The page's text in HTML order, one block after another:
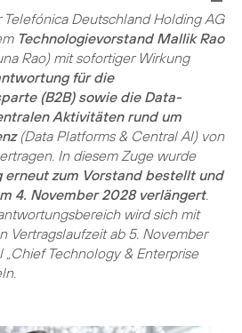
Deutschland Holding AG
Technologievorstand Mallik Rao
Rao) mit sofortiger Wirkung
für die
(B2B) sowie die Data-
Aktivitäten rund um
(Data Platforms & Central AI) von
In diesem Zuge wurde
erneut zum Vorstand bestellt und
4. November 2028 verlängert.
wird sich mit
Vertragslaufzeit ab 5. November
Technology & Enterprise